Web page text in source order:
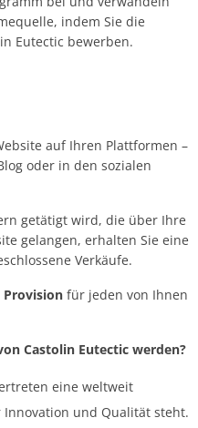
indem Sie die
Eutectic bewerben.
auf Ihren Plattformen –
oder in den sozialen
getätigt wird, die über Ihre
gelangen, erhalten Sie eine
Verkäufe.
Provision für jeden von Ihnen
Castolin Eutectic werden?
eine weltweit
und Qualität steht.